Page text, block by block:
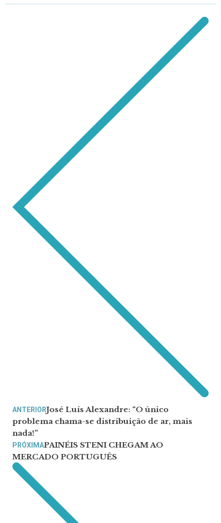
ANTERIORJosé Luís Alexandre: “O único
problema chama-se distribuição de ar, mais
nada!”
PRÓXIMAPAINÉIS STENI CHEGAM AO
MERCADO PORTUGUÊS